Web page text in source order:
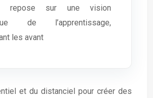
repose sur une vision
de l’apprentissage,
les avant
et du distanciel pour créer des